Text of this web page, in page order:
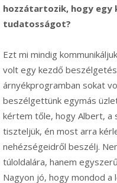
hozzátartozik, hogy egy
tudatosságot?
Ezt mi mindig
volt egy kezdő
árnyékprogramban sokat
beszélgettünk egymás
kértem tőle, hogy Albert, a
tiszteljük, én most arra
nehézségeidről beszélj.
túloldalára, hanem
Nagyon jó, hogy mondod a